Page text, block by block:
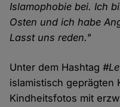
Islamophobie bei. Ich
Osten und ich habe
Lasst uns reden."
Unter dem Hashtag
islamistisch geprägten
Kindheitsfotos mit